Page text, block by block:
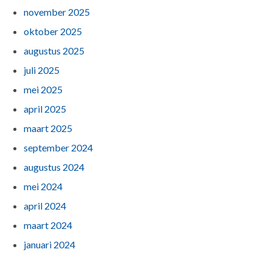
november 2025
oktober 2025
augustus 2025
juli 2025
mei 2025
april 2025
maart 2025
september 2024
augustus 2024
mei 2024
april 2024
maart 2024
januari 2024